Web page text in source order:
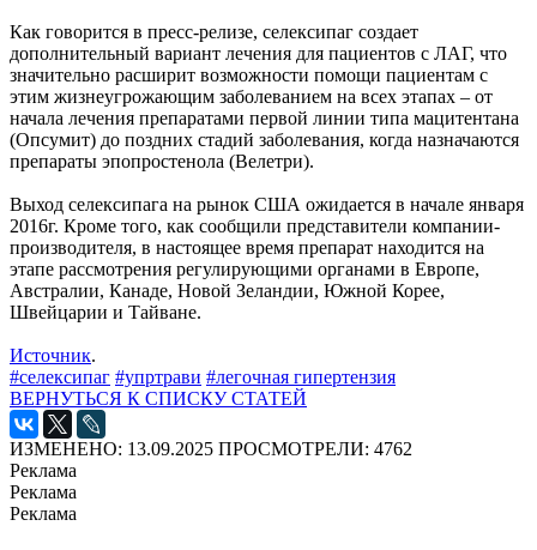
Как говорится в пресс-релизе, селексипаг создает
дополнительный вариант лечения для пациентов с ЛАГ, что
значительно расширит возможности помощи пациентам с
этим жизнеугрожающим заболеванием на всех этапах – от
начала лечения препаратами первой линии типа мацитентана
(Опсумит) до поздних стадий заболевания, когда назначаются
препараты эпопростенола (Велетри).
Выход селексипага на рынок США ожидается в начале января
2016г. Кроме того, как сообщили представители компании-
производителя, в настоящее время препарат находится на
этапе рассмотрения регулирующими органами в Европе,
Австралии, Канаде, Новой Зеландии, Южной Корее,
Швейцарии и Тайване.
Источник.
#селексипаг #упртрави #легочная гипертензия
ВЕРНУТЬСЯ К СПИСКУ СТАТЕЙ
ИЗМЕНЕНО: 13.09.2025 ПРОСМОТРЕЛИ: 4762
Реклама
Реклама
Реклама